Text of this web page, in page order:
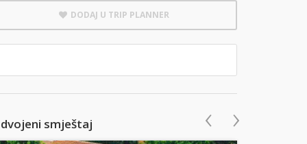
DODAJ U TRIP PLANNER
smještaj ‹ ›